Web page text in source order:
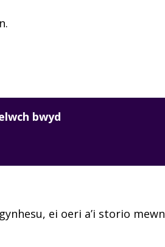
bwyd
ei oeri a’i storio mewn